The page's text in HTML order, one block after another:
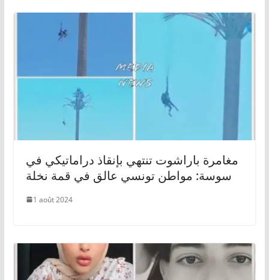
مغامرة باراشوت تنتهي بإنقاذ دراماتيكي في
سوسة: مواطن تونسي عالق في قمة نخلة
1 août 2024